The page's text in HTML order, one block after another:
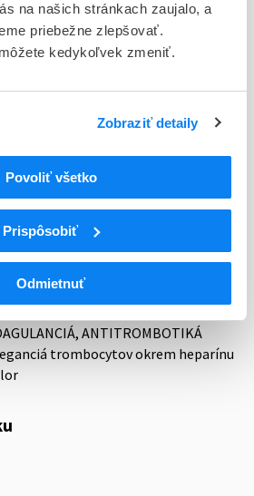
na našich stránkach zaujalo, a
priebežne zlepšovať.
kedykoľvek zmeniť.
Zobraziť detaily
Povoliť všetko
Prispôsobiť
Odmietnuť
platnosti
d.d., Slovinsko
(FIBRINOLYTICA, ANTIFIBRINOL.)
ORGÁNY
ANTITROMBOTIKÁ
trombocytov okrem heparínu